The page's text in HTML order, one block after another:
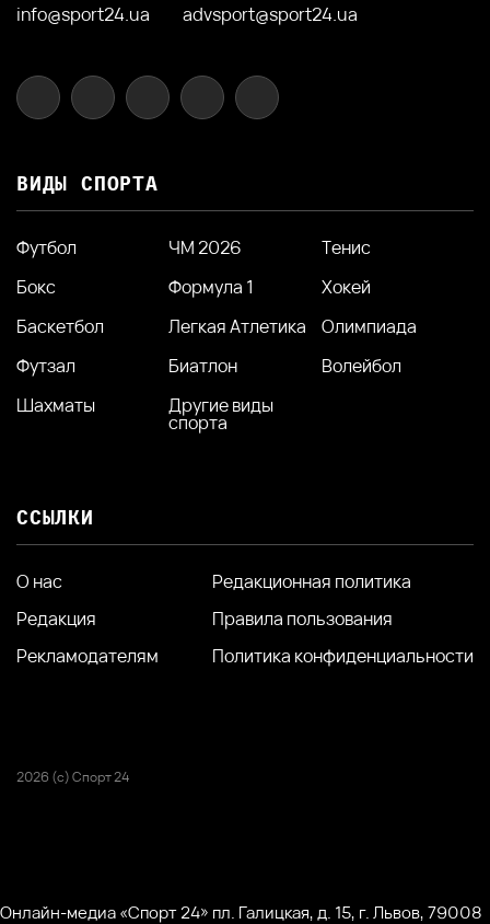
info@sport24.ua advsport@sport24.ua
ВИДЫ СПОРТА
Футбол ЧМ 2026
Тенис
Бокс
Формула 1
Хокей
Баскетбол
Легкая Атлетика
Олимпиада
Футзал
Биатлон
Волейбол
Шахматы
Другие виды
спорта
ССЫЛКИ
О нас
Редакция
Рекламодателям
Редакционная политика
Правила пользования
Политика конфиденциальности
2026 (с) Спорт 24
Онлайн-медиа «Спорт 24» пл. Галицкая, д. 15, г. Львов, 79008